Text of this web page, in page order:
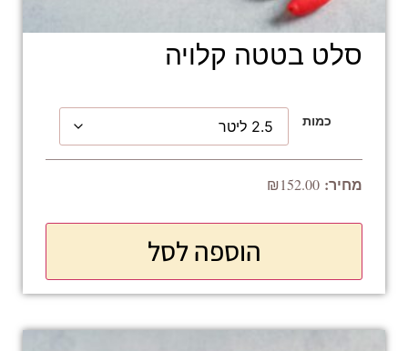
סלט בטטה קלויה
כמות
₪152.00
הוספה לסל